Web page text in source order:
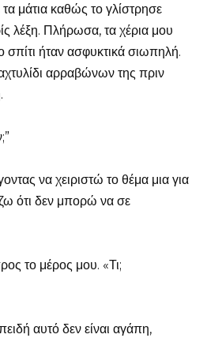
μάτια καθώς το γλίστρησε
λέξη. Πλήρωσα, τα χέρια μου
ήταν ασφυκτικά σιωπηλή.
αρραβώνων της πριν
να χειριστώ το θέμα μια για
ότι δεν μπορώ να σε
το μέρος μου. «Τι;
αυτό δεν είναι αγάπη,